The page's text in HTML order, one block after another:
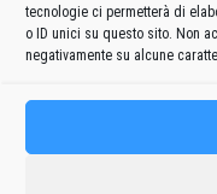
tecnologie ci permetterà di
o ID unici su questo sito. Non
negativamente su alcune
di Varsavia…